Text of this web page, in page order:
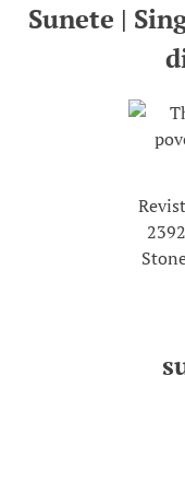
Sunete |